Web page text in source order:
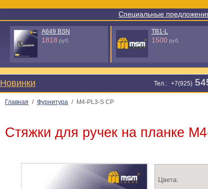
Специальные
A649 BSN
1818 руб.
TB1-L
1500 руб.
Новинки Тел.: +7(925)
Главная / Фурнитура / М4-PL3-S CP
Стяжки для ручек на планке
Цвета: